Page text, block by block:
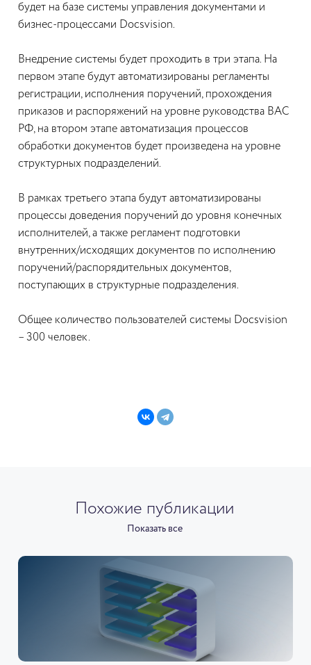
будет на базе системы управления документами и
бизнес-процессами Docsvision.
Внедрение системы будет проходить в три этапа. На
первом этапе будут автоматизированы регламенты
регистрации, исполнения поручений, прохождения
приказов и распоряжений на уровне руководства ВАС
РФ, на втором этапе автоматизация процессов
обработки документов будет произведена на уровне
структурных подразделений.
В рамках третьего этапа будут автоматизированы
процессы доведения поручений до уровня конечных
исполнителей, а также регламент подготовки
внутренних/исходящих документов по исполнению
поручений/распорядительных документов,
поступающих в структурные подразделения.
Общее количество пользователей системы Docsvision
– 300 человек.
Похожие публикации
Показать все